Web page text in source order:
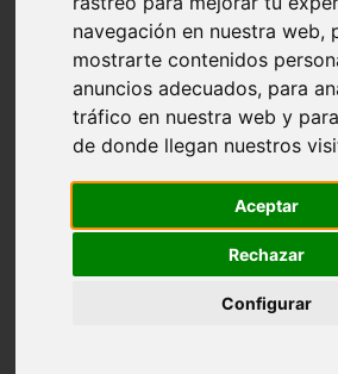
navegación en nuestra web,
mostrarte contenidos
anuncios adecuados, para
tráfico en nuestra web y
de donde llegan nuestros
Aceptar
Rechazar
Configurar
comportamiento
protagonistas
reptiles
abandono
adopci n
ferias
higiene
acuario
comercios
viajar